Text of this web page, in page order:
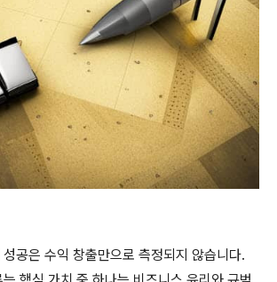
공은 수익 창출만으로 측정되지 않습니다.